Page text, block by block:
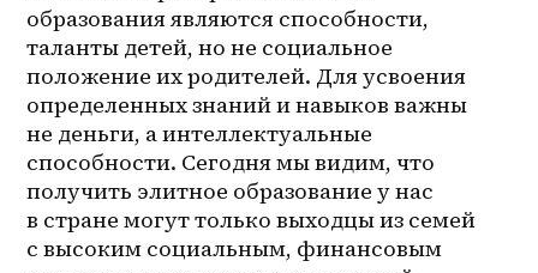
образования являются способности,
таланты детей, но не социальное
положение их родителей. Для усвоения
определенных знаний и навыков важны
не деньги, а интеллектуальные
способности. Сегодня мы видим, что
получить элитное образование у нас
в стране могут только выходцы из семей
с высоким социальным, финансовым